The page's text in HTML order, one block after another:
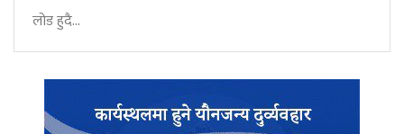
लोड हुदै...